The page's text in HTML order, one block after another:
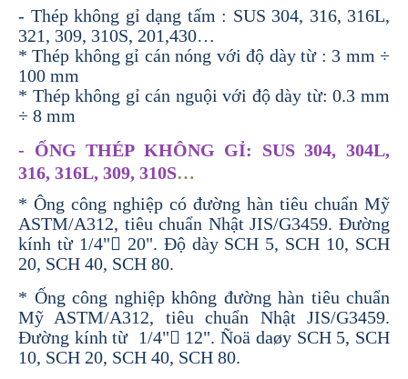
- Thép không gỉ dạng tấm : SUS 304, 316, 316L,
321, 309, 310S, 201,430…
* Thép không gỉ cán nóng với độ dày từ : 3 mm ÷
100 mm
* Thép không gỉ cán nguội với độ dày từ: 0.3 mm
÷ 8 mm
- ỐNG THÉP KHÔNG GỈ: SUS 304, 304L,
316, 316L, 309, 310S…
* Ông công nghiệp có đường hàn tiêu chuẩn Mỹ
ASTM/A312, tiêu chuẩn Nhật JIS/G3459. Đường
kính từ 1/4" 20". Độ dày SCH 5, SCH 10, SCH
20, SCH 40, SCH 80.
* Ống công nghiệp không đường hàn tiêu chuẩn
Mỹ ASTM/A312, tiêu chuẩn Nhật JIS/G3459.
Đường kính từ 1/4" 12". Ñoä daøy SCH 5, SCH
10, SCH 20, SCH 40, SCH 80.